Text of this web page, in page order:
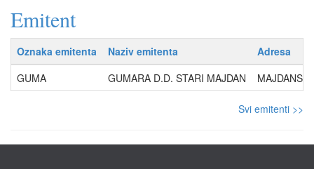
Emitent
Oznaka emitenta Naziv emitenta
Adresa
GUMA
GUMARA D.D. STARI MAJDAN
Svi emitenti >>